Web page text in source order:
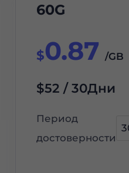
60G
$0.87 /GB
$52 / 30Дни
Период
достоверности